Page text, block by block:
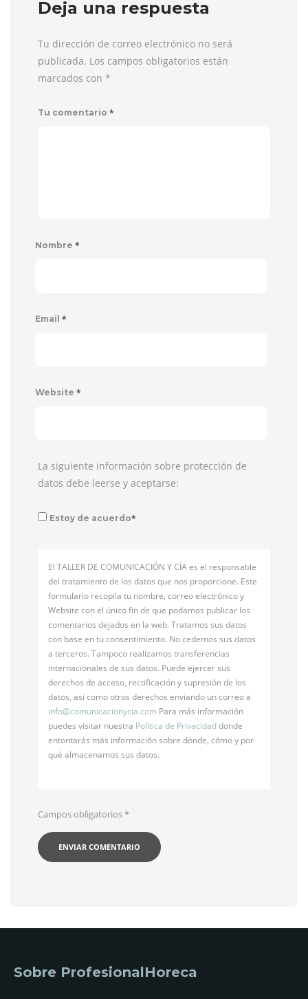
Deja una respuesta
Tu dirección de correo electrónico no será
publicada. Los campos obligatorios están
marcados con *
Tu comentario *
Nombre *
Email *
Website *
La siguiente información sobre protección de
datos debe leerse y aceptarse:
Estoy de acuerdo*
El TALLER DE COMUNICACIÓN Y CÍA es el responsable
del tratamiento de los datos que nos proporcione. Este
formulario recopila tu nombre, correo electrónico y
Website con el único fin de que podamos publicar los
comentarios dejados en la web. Tratamos sus datos
con base en tu consentimiento. No cedemos sus datos
a terceros. Tampoco realizamos transferencias
internacionales de sus datos. Puede ejercer sus
derechos de acceso, rectificación y supresión de los
datos, así como otros derechos enviando un correo a
info@comunicacionycia.com Para más información
puedes visitar nuestra Política de Privacidaddonde
entontarás más información sobre dónde, cómo y por
qué almacenamos sus datos.
Campos obligatorios*
Sobre ProfesionalHoreca